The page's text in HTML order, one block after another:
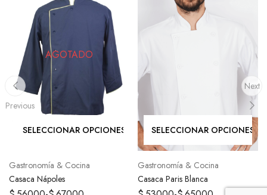
Previous
AGOTADO
SELECCIONAR OPCIONES
Gastronomía & Cocina
Casaca Nápoles
SELECCIONAR OPCIONES
Gastronomía & Cocina
Casaca Paris Blanca
Next